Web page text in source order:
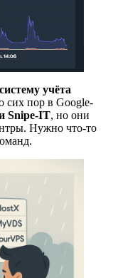
учёта
сих пор в Google-
Snipe-IT, но они
Нужно что-то